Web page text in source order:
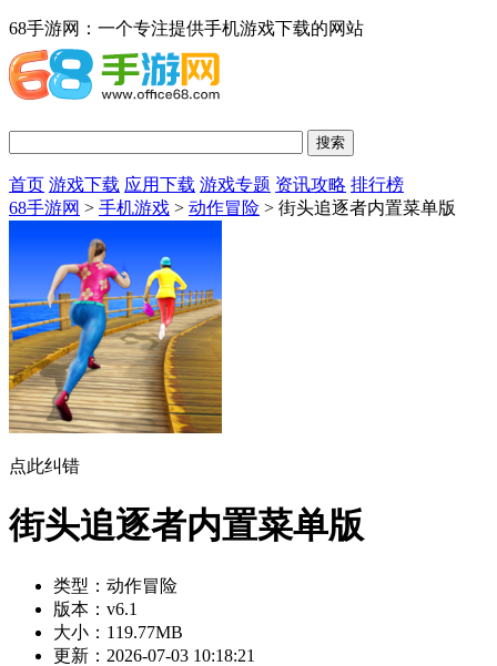
68手游网：一个专注提供手机游戏下载的网站
首页 游戏下载 应用下载 游戏专题 资讯攻略 排行榜
68手游网 > 手机游戏 > 动作冒险 > 街头追逐者内置菜单版
点此纠错
街头追逐者内置菜单版
类型： 动作冒险
版本： v6.1
大小： 119.77MB
更新： 2026-07-03 10:18:21